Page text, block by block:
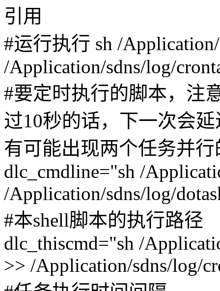
引用
#运行执行 sh /
/Application/sdns/log/
#要定时执行的脚本，注
过10秒的话，下一次会
有可能出现两个任务并行
dlc_cmdline="sh /
/Application/sdns/log/
#本shell脚本的执行路径
dlc_thiscmd="sh /
>> /Application/sdns/log/